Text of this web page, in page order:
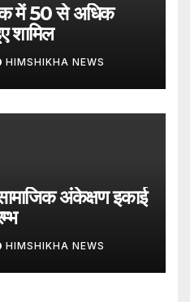
में 50 से अधिक
शामिल
HIMSHIKHA NEWS
अंकेक्षण इकाई
HIMSHIKHA NEWS